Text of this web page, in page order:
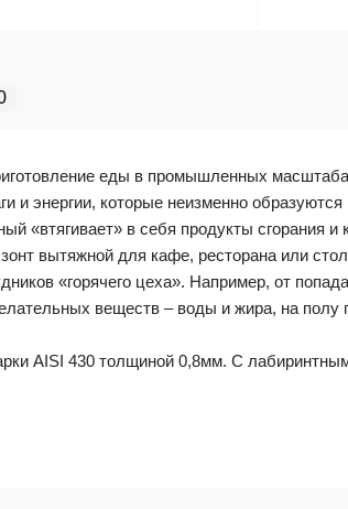
еды в промышленных
и энергии, которые неизменно
«втягивает» в себя продукты сгорания
вытяжной для кафе, ресторана или
«горячего цеха». Например, от
веществ – воды и жира, на полу
AISI 430 толщиной 0,8мм. С